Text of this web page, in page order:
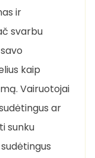
ir
svarbu
kaip
Vairuotojai
ar
sunku